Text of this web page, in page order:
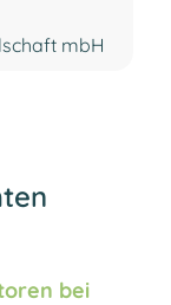
mbH
bei